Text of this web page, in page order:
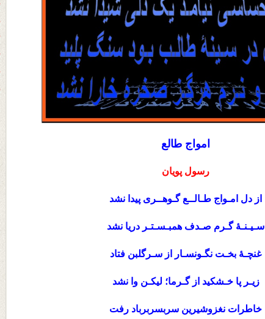
امواج طالع
رسول پویان
از دل امـواج طـالــع گـوهــری پیدا نشد
سـیـنـۀ گـرم صـدف همبـسـتـر دریا نشد
غنچـۀ بخـت نگـونسـار از سـرگلبن فتاد
زیـر پا خـشکید از گـرما؛ لیکـن وا نشد
خاطرات نغزوشیرین سربسربرباد رفت